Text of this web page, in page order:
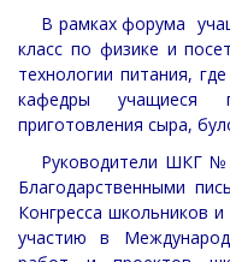
В рамках форума
класс по физике и
технологии питания,
кафедры учащиеся
приготовления сыра,
Руководители ШКГ
Благодарственными
Конгресса школьников
участию в